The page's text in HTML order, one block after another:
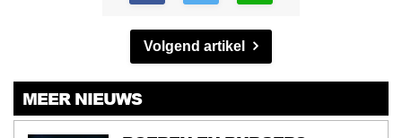
Volgend artikel
MEER NIEUWS